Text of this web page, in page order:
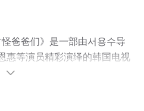
爸爸们》是一部由서용수导
惠等演员精彩演绎的韩国电视
删减完整版电视剧全集就上
